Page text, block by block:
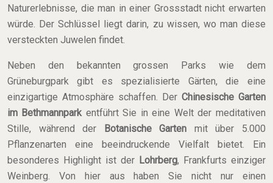
Naturerlebnisse, die man in einer Grossstadt nicht erwarten
würde. Der Schlüssel liegt darin, zu wissen, wo man diese
versteckten Juwelen findet.
Neben den bekannten grossen Parks wie dem
Grüneburgpark gibt es spezialisierte Gärten, die eine
einzigartige Atmosphäre schaffen. Der Chinesische Garten
im Bethmannparkentführt Sie in eine Welt der meditativen
Stille, während der
Botanische Garten mit über 5.000
Pflanzenarten eine beeindruckende Vielfalt bietet. Ein
besonderes Highlight ist der Lohrberg, Frankfurts einziger
Weinberg. Von hier aus haben Sie nicht nur einen